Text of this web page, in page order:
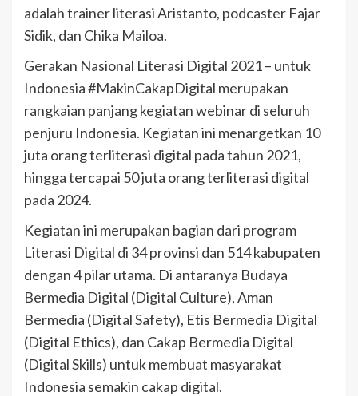
adalah trainer literasi Aristanto, podcaster Fajar
Sidik, dan Chika Mailoa.
Gerakan Nasional Literasi Digital 2021 – untuk
Indonesia #MakinCakapDigital merupakan
rangkaian panjang kegiatan webinar di seluruh
penjuru Indonesia. Kegiatan ini menargetkan 10
juta orang terliterasi digital pada tahun 2021,
hingga tercapai 50 juta orang terliterasi digital
pada 2024.
Kegiatan ini merupakan bagian dari program
Literasi Digital di 34 provinsi dan 514 kabupaten
dengan 4 pilar utama. Di antaranya Budaya
Bermedia Digital (Digital Culture), Aman
Bermedia (Digital Safety), Etis Bermedia Digital
(Digital Ethics), dan Cakap Bermedia Digital
(Digital Skills) untuk membuat masyarakat
Indonesia semakin cakap digital.